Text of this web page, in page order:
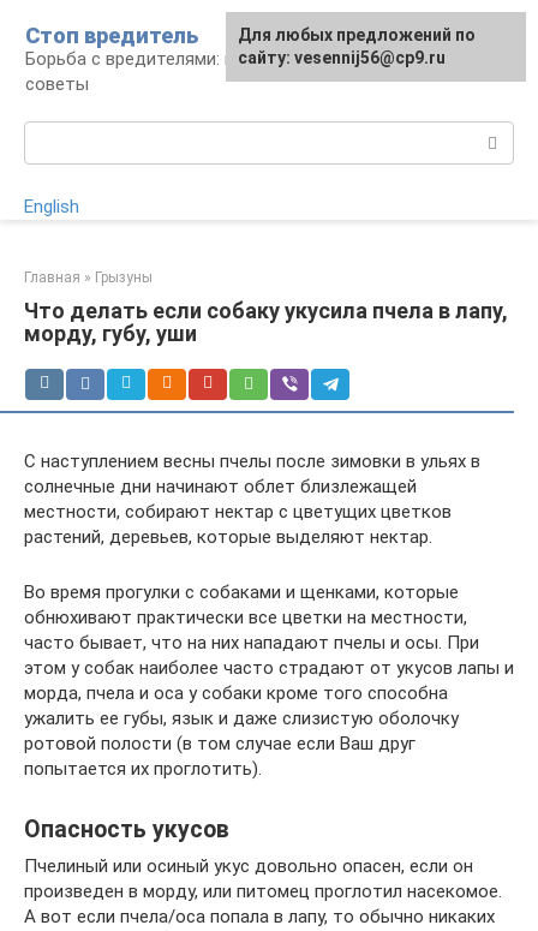
контенту
Стоп вредитель
Борьба с вредителями: правила, средства,
советы
English
Главная » Грызуны
Что делать если собаку укусила пчела в лапу,
морду, губу, уши
С наступлением весны пчелы после зимовки в ульях в
солнечные дни начинают облет близлежащей
местности, собирают нектар с цветущих цветков
растений, деревьев, которые выделяют нектар.
Во время прогулки с собаками и щенками, которые
обнюхивают практически все цветки на местности,
часто бывает, что на них нападают пчелы и осы. При
этом у собак наиболее часто страдают от укусов лапы и
морда, пчела и оса у собаки кроме того способна
ужалить ее губы, язык и даже слизистую оболочку
ротовой полости (в том случае если Ваш друг
попытается их проглотить).
Опасность укусов
Пчелиный или осиный укус довольно опасен, если он
произведен в морду, или питомец проглотил насекомое.
А вот если пчела/оса попала в лапу, то обычно никаких
Для любых предложений по
сайту: vesennij56@cp9.ru